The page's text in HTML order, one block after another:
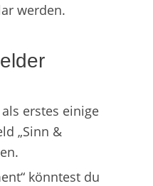
werden.
erstes einige
„Sinn &
könntest du